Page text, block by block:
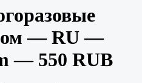
— RU —
— 550 RUB